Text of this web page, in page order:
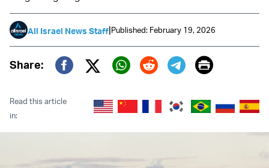
All Israel News Staff|Published: February 19, 2026
Share:
Twitter (X)
Print
Read this article
in: